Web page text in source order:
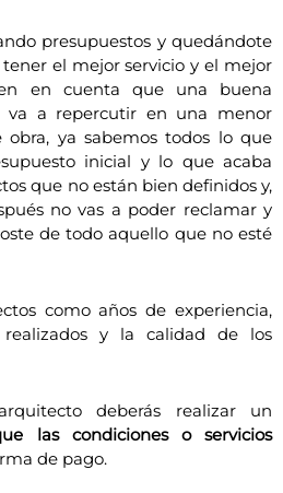
presupuestos y quedándote
el mejor servicio y el mejor
en cuenta que una buena
va a repercutir en una menor
obra, ya sabemos todos lo que
inicial y lo que acaba
que no están bien definidos y,
no vas a poder reclamar y
de todo aquello que no esté
como años de experiencia,
y la calidad de los
deberás realizar un
las condiciones o servicios
de pago.